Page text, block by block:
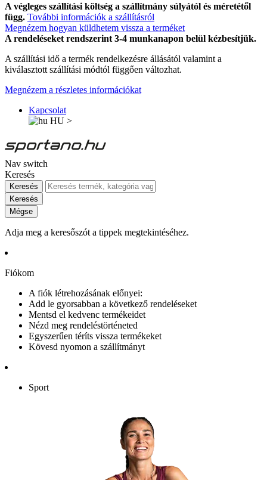
A végleges szállítási költség a szállítmány súlyától és méretétől
függ. További információk a szállításról
Megnézem hogyan küldhetem vissza a terméket
A rendeléseket rendszerint 3-4 munkanapon belül kézbesítjük.
A szállítási idő a termék rendelkezésre állásától valamint a
kiválasztott szállítási módtól függően változhat.
Megnézem a részletes információkat
Kapcsolat
HU >
Nav switch
Keresés
Keresés
Keresés
Mégse
Adja meg a keresőszót a tippek megtekintéséhez.
Fiókom
A fiók létrehozásának előnyei:
Add le gyorsabban a következő rendeléseket
Mentsd el kedvenc termékeidet
Nézd meg rendeléstörténeted
Egyszerűen téríts vissza termékeket
Kövesd nyomon a szállítmányt
Sport